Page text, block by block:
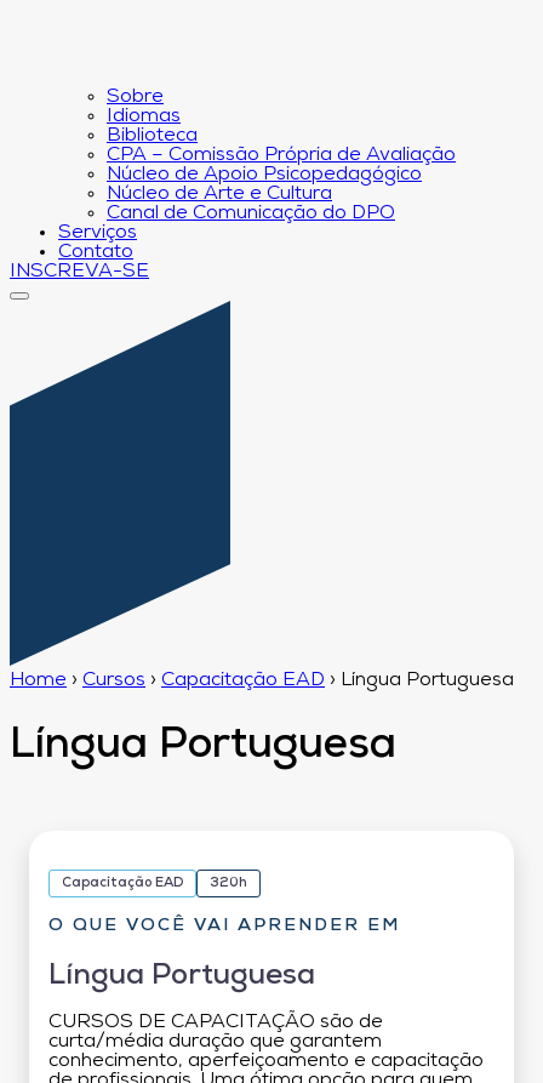
Sobre
Idiomas
Biblioteca
CPA – Comissão Própria de Avaliação
Núcleo de Apoio Psicopedagógico
Núcleo de Arte e Cultura
Canal de Comunicação do DPO
Serviços
Contato
INSCREVA-SE
Home › Cursos › Capacitação EAD › Língua Portuguesa
Língua Portuguesa
Capacitação EAD 320h
O QUE VOCÊ VAI APRENDER EM
Língua Portuguesa
CURSOS DE CAPACITAÇÃO são de
curta/média duração que garantem
conhecimento, aperfeiçoamento e capacitação